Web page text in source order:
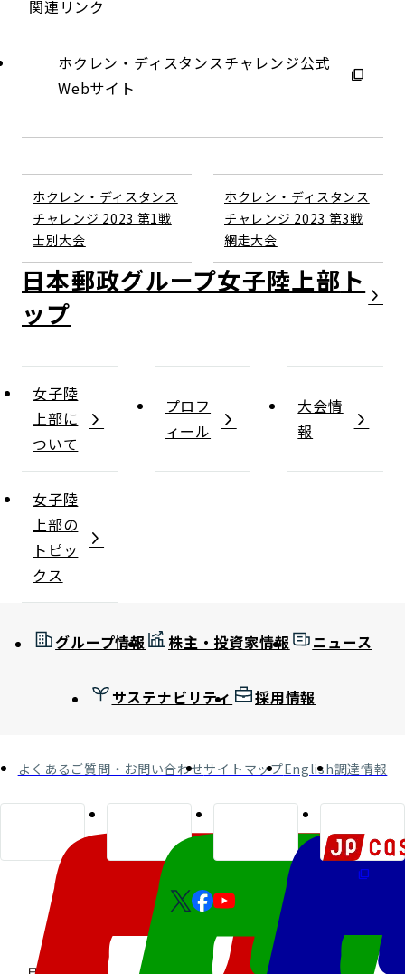
関連リンク
ホクレン・ディスタンスチャレンジ公式
Webサイト
ホクレン・ディスタンス
チャレンジ 2023 第1戦
士別大会
ホクレン・ディスタンス
チャレンジ 2023 第3戦
網走大会
日本郵政グループ女子陸上部
女子陸
上部に
ついて
プロフ
ィール
大会情
報
女子陸
上部の
トピッ
クス
グループ情報 株主・投資家情報 ニュース
サステナビリティ 採用情報
よくあるご質問・お問い合わせサイトマップEnglish調達情報